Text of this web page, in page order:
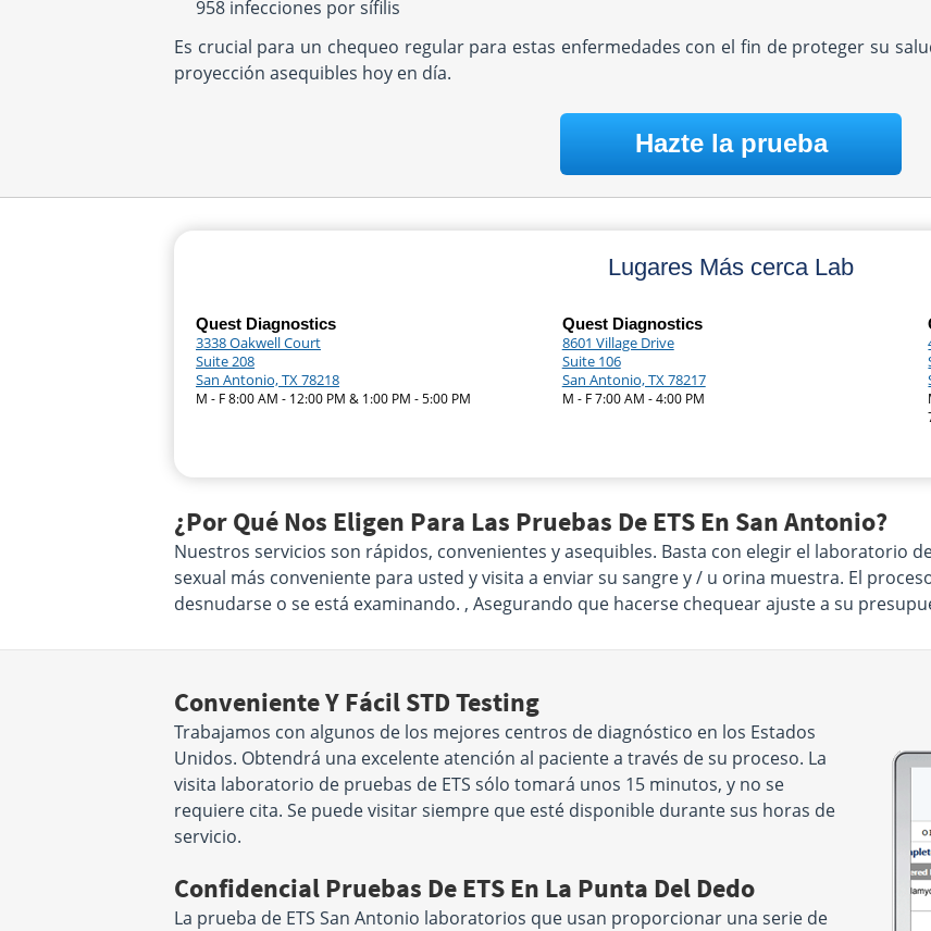
958 infecciones por sífilis
Es crucial para un chequeo regular para estas enfermedades con el fin de proteger su
proyección asequibles hoy en día.
Hazte la prueba
Lugares Más cerca Lab
Quest Diagnostics
3338 Oakwell Court
Suite 208
San Antonio, TX 78218
M - F 8:00 AM - 12:00 PM & 1:00 PM - 5:00 PM
Quest Diagnostics
8601 Village Drive
Suite 106
San Antonio, TX 78217
M - F 7:00 AM - 4:00 PM
¿Por Qué Nos Eligen Para Las Pruebas De ETS En San Antonio?
Nuestros servicios son rápidos, convenientes y asequibles. Basta con elegir el laboratorio
sexual más conveniente para usted y visita a enviar su sangre y / u orina muestra. El
desnudarse o se está examinando. , Asegurando que hacerse chequear ajuste a su
Conveniente Y Fácil STD Testing
Trabajamos con algunos de los mejores centros de diagnóstico en los Estados
Unidos. Obtendrá una excelente atención al paciente a través de su proceso. La
visita laboratorio de pruebas de ETS sólo tomará unos 15 minutos, y no se
requiere cita. Se puede visitar siempre que esté disponible durante sus horas de
servicio.
Confidencial Pruebas De ETS En La Punta Del Dedo
La prueba de ETS San Antonio laboratorios que usan proporcionar una serie de